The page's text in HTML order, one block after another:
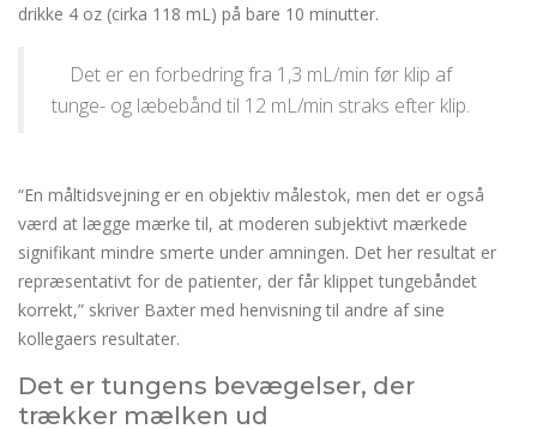
drikke 4 oz (cirka 118 mL) på bare 10 minutter.
Det er en forbedring fra 1,3 mL/min før klip af
tunge- og læbebånd til 12 mL/min straks efter klip.
“En måltidsvejning er en objektiv målestok, men det er også
værd at lægge mærke til, at moderen subjektivt mærkede
signifikant mindre smerte under amningen. Det her resultat er
repræsentativt for de patienter, der får klippet tungebåndet
korrekt,” skriver Baxter med henvisning til andre af sine
kollegaers resultater.
Det er tungens bevægelser, der
trækker mælken ud